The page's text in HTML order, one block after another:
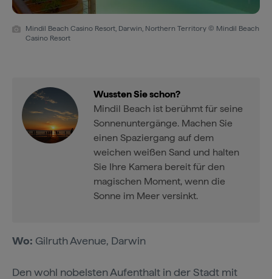
Mindil Beach Casino Resort, Darwin, Northern Territory © Mindil Beach
Casino Resort
Wussten Sie schon?
Mindil Beach ist berühmt für seine
Sonnenuntergänge. Machen Sie
einen Spaziergang auf dem
weichen weißen Sand und halten
Sie Ihre Kamera bereit für den
magischen Moment, wenn die
Sonne im Meer versinkt.
Wo: Gilruth Avenue, Darwin
Den wohl nobelsten Aufenthalt in der Stadt mit